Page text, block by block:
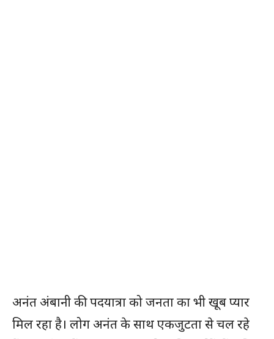
अनंत अंबानी की पदयात्रा को जनता का भी खूब प्यार
मिल रहा है। लोग अनंत के साथ एकजुटता से चल रहे